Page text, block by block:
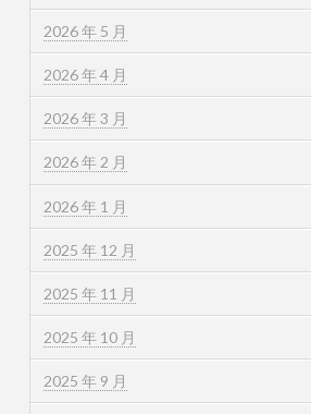
2026 年 5 月
2026 年 4 月
2026 年 3 月
2026 年 2 月
2026 年 1 月
2025 年 12 月
2025 年 11 月
2025 年 10 月
2025 年 9 月